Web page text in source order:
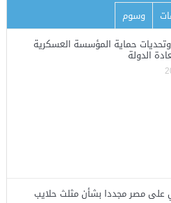
وسوم
حماية المؤسسة العسكرية
الدولة
على مصر مجددا بشأن مثلث حلايب